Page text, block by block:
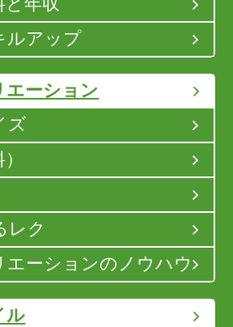
と年収
ルアップ
エーション
ズ
レク
エーションのノウハウ
ル